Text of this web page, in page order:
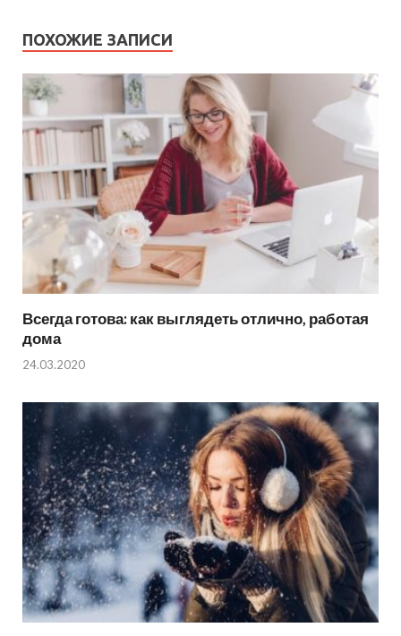
ПОХОЖИЕ ЗАПИСИ
Всегда готова: как выглядеть отлично, работая
дома
24.03.2020